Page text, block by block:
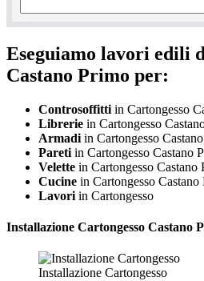
Eseguiamo lavori edili
Castano Primo per:
Controsoffitti in Cartongesso
Librerie in Cartongesso
Armadi in Cartongesso
Pareti in Cartongesso Castano
Velette in Cartongesso Castano
Cucine in Cartongesso Castano
Lavori in Cartongesso
Installazione Cartongesso Castano
Installazione Cartongesso